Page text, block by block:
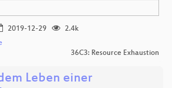
2019-12-29
2.4k
36C3: Resource Exhaustion
Leben einer